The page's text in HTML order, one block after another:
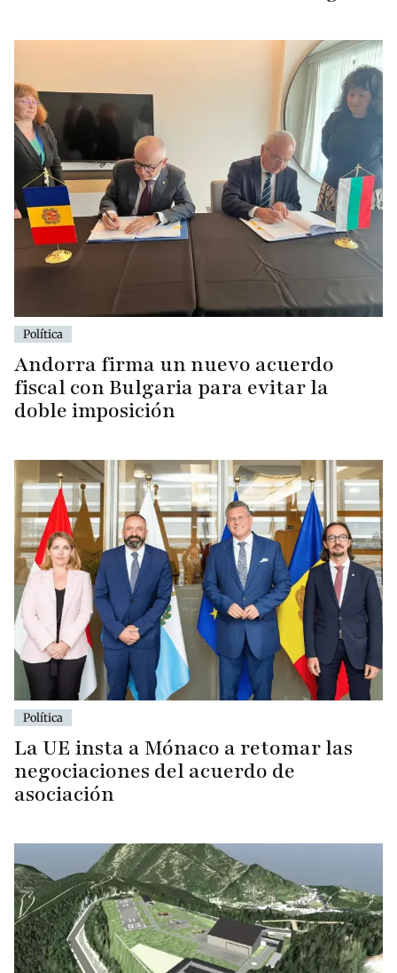
Política
Andorra firma un nuevo acuerdo
fiscal con Bulgaria para evitar la
doble imposición
Política
La UE insta a Mónaco a retomar las
negociaciones del acuerdo de
asociación